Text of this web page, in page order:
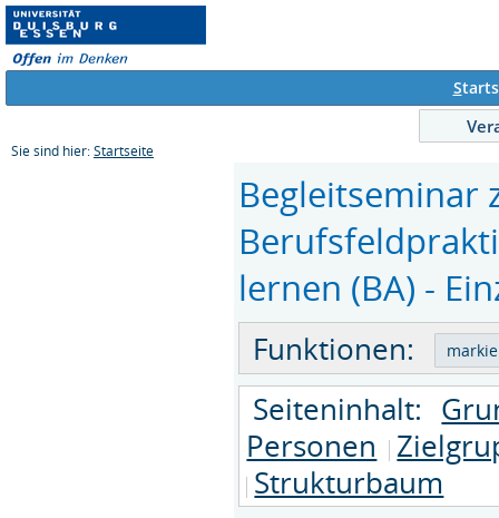
S
Sie sind hier: Startseite
Begleitseminar
lernen (BA) -
Funktionen:
Seiteninhalt:
Personen
Strukturbaum